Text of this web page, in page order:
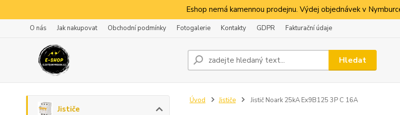
Eshop nemá kamennou prodejnu. Výdej objednávek v
O nás Jak nakupovat Obchodní podmínky Fotogalerie Kontakty GDPR Fakturační údaje
Hledat
Jističe
Úvod Jističe Jistič Noark 25kA Ex9B125 3P C 16A